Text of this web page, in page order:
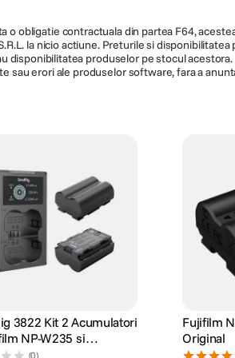
PD150DSR-PD150P
PD170P HDR-
Camcorder SONY
V1, V1
o obligatie contractuala din partea F64,
la nicio actiune. Preturile si
produselor pe stocul
sau erori ale produselor software, fara a
3822 Kit 2 Acumulatori
NP-W235 si
(0)
Fujifilm
Original